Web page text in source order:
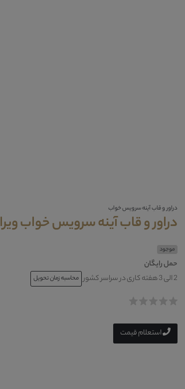
دراور و قاب آینه سرویس خواب
دراور و قاب آینه سرویس خواب ویرا
موجود
حمل رایگان
2 الی 3 هفته کاری در سراسر کشور
محاسبه زمان تحویل
استعلام قیمت